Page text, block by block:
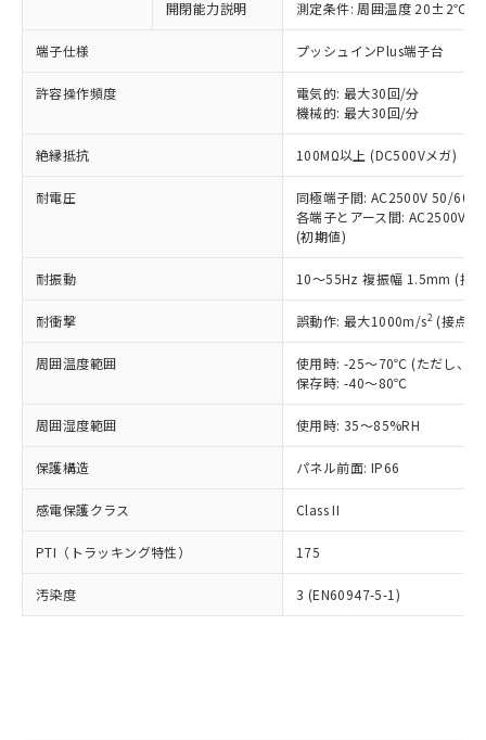
開閉能力説明 測定条件: 周囲温度 20±2℃、
端子仕様 プッシュインPlus端子台
許容操作頻度
電気的: 最大30回/分
機械的: 最大30回/分
絶縁抵抗 100MΩ以上 (DC500Vメガ)
耐電圧
同極端子間: AC2500V 50/
各端子とアース間: AC2500V
(初期値)
耐振動 10～55Hz 複振幅 1.5mm (接
耐衝撃 誤動作: 最大1000m/s2 (接点
周囲温度範囲
使用時: -25～70℃ (ただし、氷
保存時: -40～80℃
周囲湿度範囲 使用時: 35～85%RH
保護構造 パネル前面: IP66
感電保護クラス Class II
PTI（トラッキング特性） 175
汚染度 3 (EN60947-5-1)
以下の条件をお読みいただき、同意のうえ
ご利用ください。
本サービスは、当社制御機器事業取扱
商品の当社在庫状況および標準価格
(税抜)を提供させていただくもので
当社制御機器事業取扱商品の中には、
本サービスの対象外となる商品もある
ことをご了承ください。
在庫状況および標準価格照会結果は、
記載している更新日時点での社内デー
タに基づき作成されるものであり、閲
覧された時点での実際の在庫および標
準価格とは異なる場合があることをご
正式な納期状況および標準価格はお客
様のお取引先、またはお客様担当のオ
ムロン制御機器販売店・当社販売員に
オムロン制御機器販売店や当社販売拠
点は「
販売ネットワーク
」をご確認
在庫状況および標準価格結果を当社の
事前の承諾なく第三者に漏洩または開
示しないようお願いします。
マイパーツ機能（部品リスト作成サー
対応予定なし：EU RoHS指令（10物質）の
非含有に非対応の商品で、対応品を出す予
定はありません。
非含有の対応状況を調査中または確認中の
非該当品：ライセンス料など無形物で、有
害物質有無と関係のない商品です。
仕入先様の事情により、非含有部品として
いたものが、含有品と判明した場合などや
むを得ず変更することがあります。
鉛(Pb) 1000ppm以下、 水銀(Hg) 1000ppm以下、 カド
(PBDE) 1000ppm以下、フタル酸ビス(2-エチルヘキシ
ル) (DEHP)(別名：DOP) 1000ppm以下、フタル酸ブチ
ルベンジル（BBP） 1000ppm以下、フタル酸ジブチル
（DBP） 1000ppm以下、フタル酸ジイソブチル
(DIBP) 1000ppm以下
但し、RoHS指令で産業用監視および制御機器に対する
適用除外項目は除く。
※2 対応予定月
部品在庫の切り替え状況などにより、予定
※1 中国RoHS○×表
「○」：最大均質材料含有率が中国RoHSの
基準値以下であることを示します。
「×」：最大均質材料含有率が中国RoHSの
基準値を超えていることを示します。
「－」：未確認です。当社販売部門へお問
*中国RoHS10物質の基準値 (GB/T26572)：
Pb(鉛) :1000ppm、 Hg(水銀) : 1000ppm、 Cd(カドミウ
Cr(Ⅵ)(六価クロム) : 1000ppm、 PBBs(ポリ臭化ビフェ
ニル類) : 1000ppm、 PBDEs(ポリ臭化ジフェニルエーテ
DBP(フタル酸ジブチル) : 1000ppm、 DIBP(フタル酸ジ
イソブチル) : 1000ppm、 BBP(フタル酸ブチルベンジ
ル) : 1000ppm、
DEHP(フタル酸ビス(2-エチルヘキシル)) : 1000ppm
※2 環境保護使用期限
「ｅ」：有害物質（10物質）のすべてが基
「10」：通常の使用状況下において有害物
当社は、これら貴社製品のうち、外国
為替および外国貿易法に定める商品
または国外への提供する場合は、日本
国政府の輸出許可(または役務取引許
当社は規制貨物を破棄する場合は、完
全に破砕するなど、違法に輸出されな
いよう必要な手段を講じます。
当社は貴社製品を、核兵器、ミサイ
ル、化学兵器、生物兵器またはその他
武器並びにこれらの製造装置等に一切
使用いたしません。
当社は、貴社製品を第三者に販売する
場合は、上記1、2および3の内容を当
該第三者に通知します。また当社は、
販売先および販売に係わる関係者が違
○ 一定数以上の在庫あり
△ 一定数には満たないが在庫あり
在庫なし(最新の在庫状況につ
たはお客様担当のオムロン制御
機器販売店・当社販売員にご確
空
受注生産機種、また在庫状況の